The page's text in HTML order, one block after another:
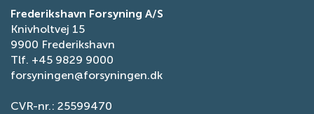
Ansøg om reduceret elafgift
Indberet fejl på gade- og stibelysning
Frederikshavn Forsyning A/S
Knivholtvej 15
9900 Frederikshavn
Tlf. +45 9829 9000
forsyningen@forsyningen.dk
CVR-nr.: 25599470